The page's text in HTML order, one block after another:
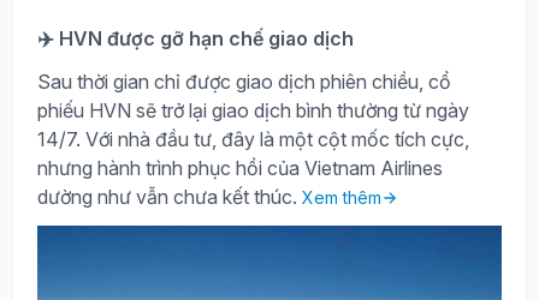
✈️ HVN được gỡ hạn chế giao dịch
Sau thời gian chỉ được giao dịch phiên chiều, cổ
phiếu HVN sẽ trở lại giao dịch bình thường từ ngày
14/7. Với nhà đầu tư, đây là một cột mốc tích cực,
nhưng hành trình phục hồi của Vietnam Airlines
dường như vẫn chưa kết thúc. Xem thêm